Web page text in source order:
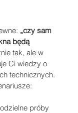
„czy sam
będą
tak, ale w
Ci wiedzy o
technicznych.
próby